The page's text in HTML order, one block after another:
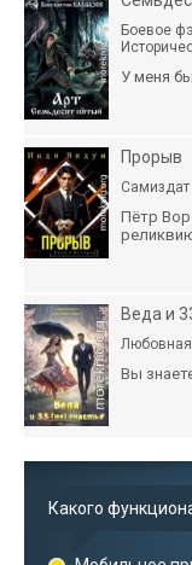
Боевое
У меня
Прорыв
Пётр
Веда и
Вы
Какого